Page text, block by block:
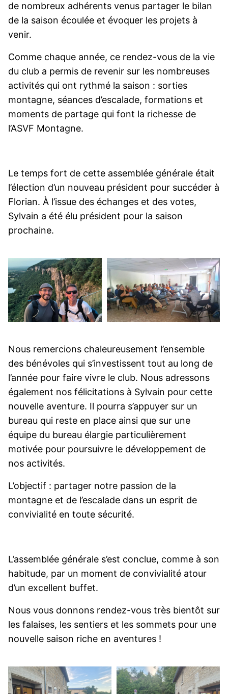
de nombreux adhérents venus partager le bilan
de la saison écoulée et évoquer les projets à
venir.
Comme chaque année, ce rendez-vous de la vie
du club a permis de revenir sur les nombreuses
activités qui ont rythmé la saison : sorties
montagne, séances d’escalade, formations et
moments de partage qui font la richesse de
l’ASVF Montagne.
Le temps fort de cette assemblée générale était
l’élection d’un nouveau président pour succéder à
Florian. À l’issue des échanges et des votes,
Sylvain a été élu président pour la saison
prochaine.
Nous remercions chaleureusement l’ensemble
des bénévoles qui s’investissent tout au long de
l’année pour faire vivre le club. Nous adressons
également nos félicitations à Sylvain pour cette
nouvelle aventure. Il pourra s’appuyer sur un
bureau qui reste en place ainsi que sur une
équipe du bureau élargie particulièrement
motivée pour poursuivre le développement de
nos activités.
L’objectif : partager notre passion de la
montagne et de l’escalade dans un esprit de
convivialité en toute sécurité.
L’assemblée générale s’est conclue, comme à son
habitude, par un moment de convivialité atour
d’un excellent buffet.
Nous vous donnons rendez-vous très bientôt sur
les falaises, les sentiers et les sommets pour une
nouvelle saison riche en aventures !